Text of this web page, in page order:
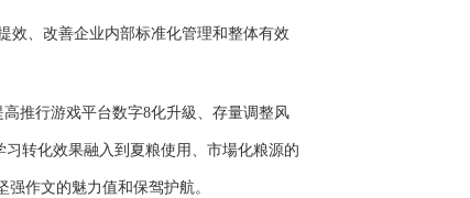
效、改善企业内部标准化管理和整体有效
推行游戏平台数字8化升級、存量调整风
转化效果融入到夏粮使用、市場化粮源的
作文的魅力值和保驾护航。